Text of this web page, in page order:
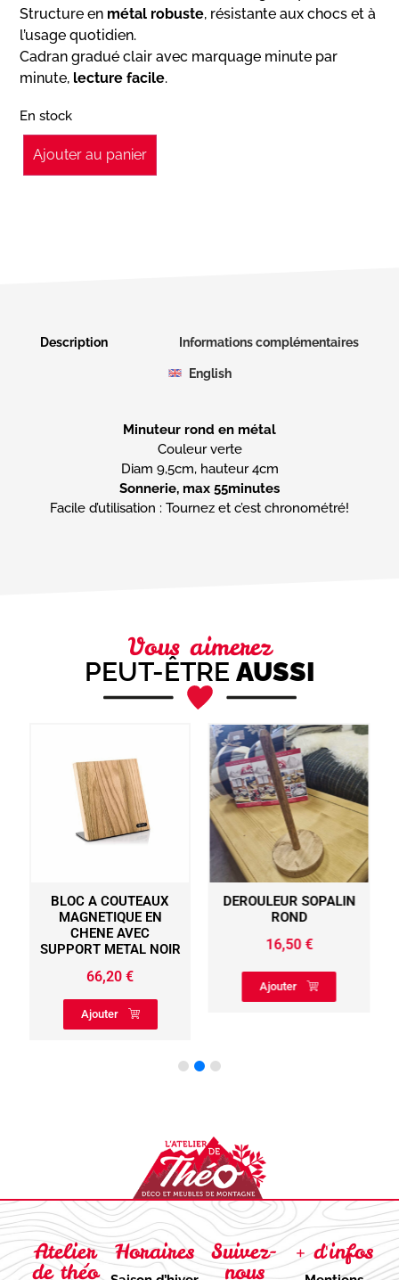
Structure en métal robuste, résistante aux chocs et à
l’usage quotidien.
Cadran gradué clair avec marquage minute par
minute, lecture facile.
En stock
Ajouter au panier
Description Informations complémentaires
English
Minuteur rond en métal
Couleur verte
Sonnerie, max 55minutes
Facile d’utilisation : Tournez et c’est chronométré!
Vous aimerez
PEUT-ÊTRE AUSSI
BLOC A COUTEAUX
MAGNETIQUE EN
CHENE AVEC
SUPPORT METAL NOIR
66,20 €
Ajouter
DEROULEUR SOPALIN
ROND
16,50€
Ajouter
Atelier
de théo
Horaires Suivez-
nous
+ d'infos